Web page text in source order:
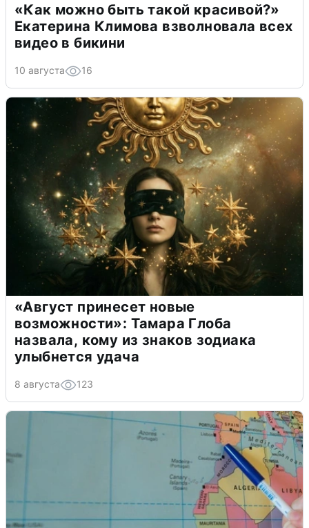
«Как можно быть такой красивой?»
Екатерина Климова взволновала всех
видео в бикини
10 августа 16
«Август принесет новые
возможности»: Тамара Глоба
назвала, кому из знаков зодиака
улыбнется удача
8 августа 123